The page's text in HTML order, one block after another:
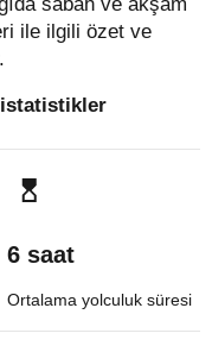
ile ilgili özet ve
istatistikler
6 saat
Ortalama yolculuk süresi